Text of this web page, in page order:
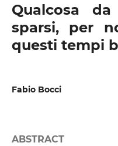
Qualcosa
sparsi, per
questi tempi
Fabio Bocci
ABSTRACT